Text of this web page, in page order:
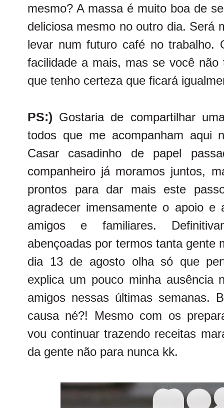
mesmo? A massa é muito boa de
deliciosa mesmo no outro dia. Será
levar num futuro café no trabalho.
facilidade a mais, mas se você
que tenho certeza que ficará
PS:) Gostaria de compartilhar
todos que me acompanham aqui
Casar casadinho de papel
companheiro já moramos juntos,
prontos para dar mais este
agradecer imensamente o apoio
amigos e familiares.
abençoadas por termos tanta gente
dia 13 de agosto olha só que
explica um pouco minha ausência
amigos nessas últimas semanas.
causa né?! Mesmo com os
vou continuar trazendo receitas
da gente não para nunca kk.